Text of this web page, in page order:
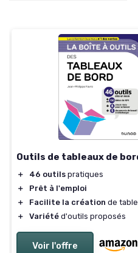
Outils de tableaux de
＋ 46 outils pratiques
＋
Prêt à l'emploi
＋
Facilite la création de
＋
Variété d'outils proposés
Voir l'offre